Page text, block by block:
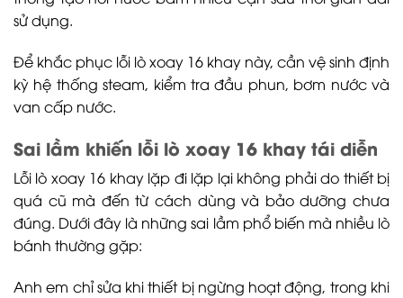
sử dụng.
Để khắc phục lỗi lò xoay 16 khay này, cần vệ sinh định
kỳ hệ thống steam, kiểm tra đầu phun, bơm nước và
van cấp nước.
Sai lầm khiến lỗi lò xoay 16 khay tái diễn
Lỗi lò xoay 16 khay lặp đi lặp lại không phải do thiết bị
quá cũ mà đến từ cách dùng và bảo dưỡng chưa
đúng. Dưới đây là những sai lầm phổ biến mà nhiều lò
bánh thường gặp:
Anh em chỉ sửa khi thiết bị ngừng hoạt động, trong khi